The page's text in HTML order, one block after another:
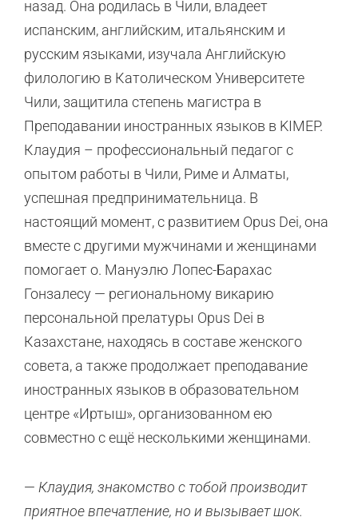
назад. Она родилась в Чили, владеет
испанским, английским, итальянским и
русским языками, изучала Английскую
филологию в Католическом Университете
Чили, защитила степень магистра в
Преподавании иностранных языков в KIMEP.
Клаудия – профессиональный педагог с
опытом работы в Чили, Риме и Алматы,
успешная предпринимательница. В
настоящий момент, с развитием Opus Dei, она
вместе с другими мужчинами и женщинами
помогает о. Мануэлю Лопес-Барахас
Гонзалесу — региональному викарию
персональной прелатуры Opus Dei в
Казахстане, находясь в составе женского
совета, а также продолжает преподавание
иностранных языков в образовательном
центре «Иртыш», организованном ею
совместно с ещё несколькими женщинами.
— Клаудия, знакомство с тобой производит
приятное впечатление, но и вызывает шок.